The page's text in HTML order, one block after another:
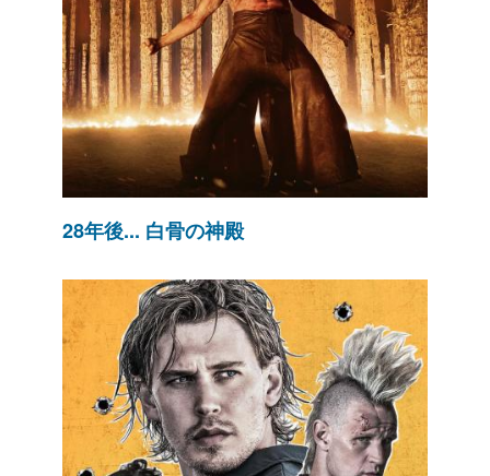
28年後... 白骨の神殿